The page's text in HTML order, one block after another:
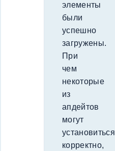
элементы
были
успешно
загружены.
При
чем
некоторые
из
апдейтов
могут
установиться
корректно,